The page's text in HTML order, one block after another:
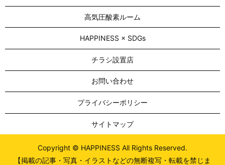
高気圧酸素ルーム
HAPPINESS × SDGs
チラシ設置店
お問い合わせ
プライバシーポリシー
サイトマップ
Copyright © HAPPINESS All Rights Reserved.
【掲載の記事・写真・イラストなどの無断複写・転載を禁じま